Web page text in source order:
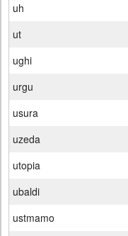
uh
ut
ughi
urgu
usura
uzeda
utopia
ubaldi
ustmamo